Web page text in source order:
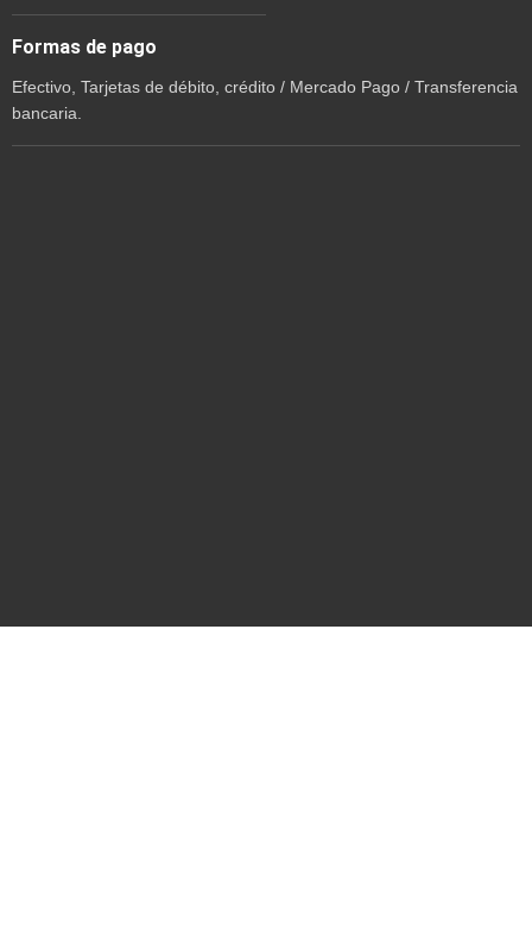
Formas de pago
Efectivo, Tarjetas de débito, crédito / Mercado Pago / Transferencia
bancaria.